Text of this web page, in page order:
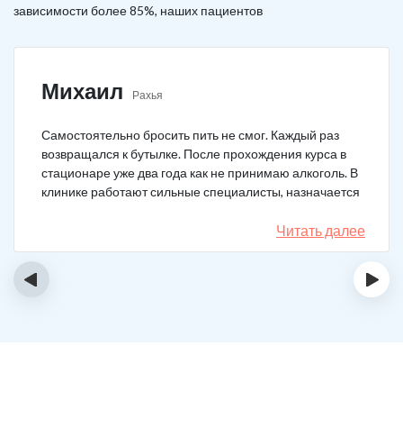
зависимости более 85%, наших пациентов
Михаил Рахья
Самостоятельно бросить пить не смог. Каждый раз
возвращался к бутылке. После прохождения курса в
стационаре уже два года как не принимаю алкоголь. В
клинике работают сильные специалисты, назначается
Читать далее
‹ ›